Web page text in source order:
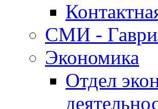
СМИ -
Экономика
Отдел